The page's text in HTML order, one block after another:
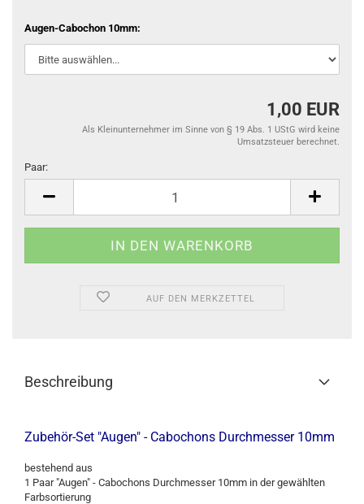
Augen-Cabochon 10mm:
1,00 EUR
Als Kleinunternehmer im Sinne von § 19 Abs. 1 UStG wird keine
Umsatzsteuer berechnet.
Paar:
AUF DEN MERKZETTEL
Beschreibung
Zubehör-Set "Augen" - Cabochons Durchmesser 10mm
bestehend aus
1 Paar "Augen" - Cabochons Durchmesser 10mm in der gewählten
Farbsortierung